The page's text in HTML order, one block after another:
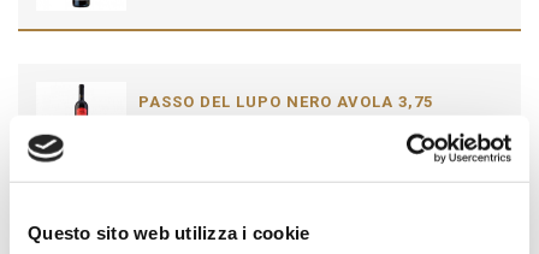
Questo sito web utilizza i cookie
PASSO DEL LUPO NERO AVOLA 3,75
NATIVO MERLOT